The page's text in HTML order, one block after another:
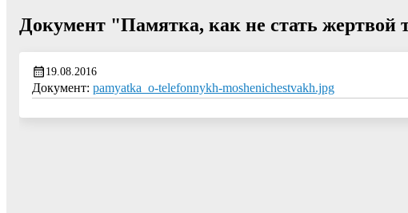
Документ "Памятка, как не стать жертвой
19.08.2016
Документ: pamyatka_o-telefonnykh-moshenichestvakh.jpg